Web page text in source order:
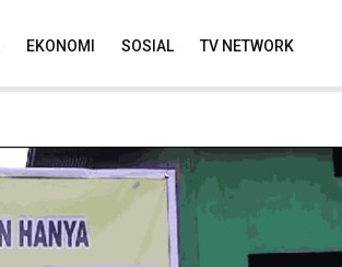
EKONOMI SOSIAL TV NETWORK